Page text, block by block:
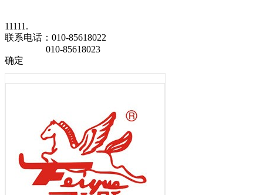
11111.
联系电话： 010-85618022
010-85618023
确定